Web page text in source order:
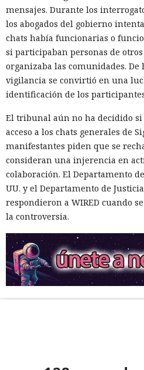
mensajes. Durante los
los abogados del gobierno
chats había funcionarias o
si participaban personas de
organizaba las comunidades.
vigilancia se convirtió en una
identificación de los
El tribunal aún no ha decidido
acceso a los chats generales de
manifestantes piden que se
consideran una injerencia en
colaboración. El Departamento
UU. y el Departamento de Justicia
respondieron a WIRED cuando
la controversia.